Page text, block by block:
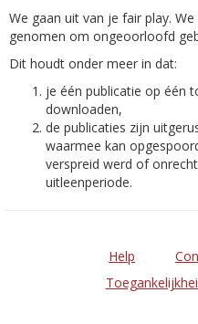
We gaan uit van je fair play.
genomen om ongeoorloofd
Dit houdt onder meer in dat:
je één publicatie op één
downloaden,
de publicaties zijn
waarmee kan
verspreid werd of
uitleenperiode.
Help